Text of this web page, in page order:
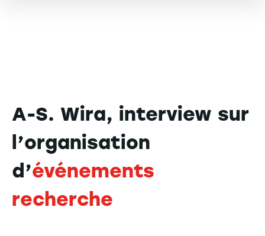
A-S. Wira, interview sur
l’organisation
d’événements
recherche